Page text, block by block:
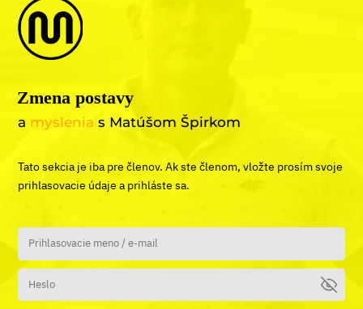
Zmena postavy
a myslenia s Matúšom Špirkom
Tato sekcia je iba pre členov. Ak ste členom, vložte prosím svoje
prihlasovacie údaje a prihláste sa.